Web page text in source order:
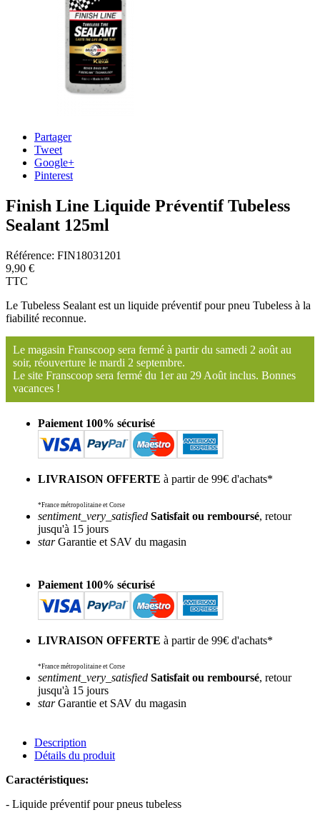
Partager
Tweet
Google+
Pinterest
Finish Line Liquide Préventif Tubeless
Sealant 125ml
Référence: FIN18031201
9,90 €
TTC
Le Tubeless Sealant est un liquide préventif pour pneu Tubeless à la
fiabilité reconnue.
Le magasin Franscoop sera fermé à partir du samedi 2 août au
soir, réouverture le mardi 2 septembre.
Le site Franscoop sera fermé du 1er au 29 Août inclus. Bonnes
vacances !
Paiement 100% sécurisé
LIVRAISON OFFERTE à partir de 99€ d'achats*
*France métropolitaine et Corse
sentiment_very_satisfied Satisfait ou remboursé, retour
jusqu'à 15 jours
starGarantie et SAV du magasin
Paiement 100% sécurisé
LIVRAISON OFFERTE à partir de 99€ d'achats*
*France métropolitaine et Corse
sentiment_very_satisfied Satisfait ou remboursé, retour
jusqu'à 15 jours
starGarantie et SAV du magasin
Description
Détails du produit
Caractéristiques:
- Liquide préventif pour pneus tubeless